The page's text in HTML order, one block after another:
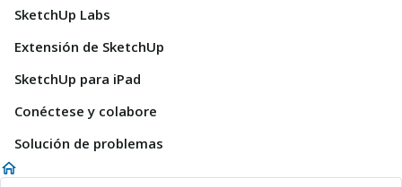
SketchUp Labs
Extensión de SketchUp
SketchUp para iPad
Conéctese y colabore
Solución de problemas